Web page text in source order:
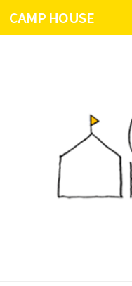
コンテンツへスキップ
CAMP HOUSE